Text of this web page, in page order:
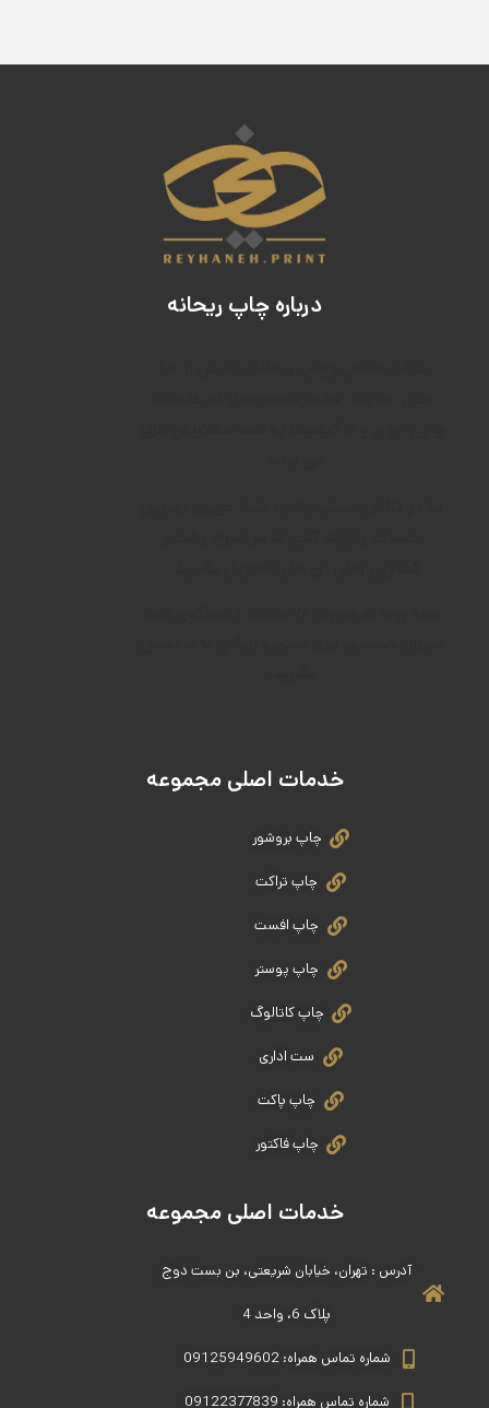
درباره چاپ ریحانه
خدمات اصلی مجموعه
چاپ بروشور
چاپ تراکت
چاپ افست
چاپ پوستر
چاپ کاتالوگ
ست اداری
چاپ پاکت
چاپ فاکتور
خدمات اصلی مجموعه
آدرس : تهران، خیابان شریعتی، بن بست دوج
پلاک 6، واحد 4
شماره تماس همراه: 09125949602
شماره تماس همراه: 09122377839